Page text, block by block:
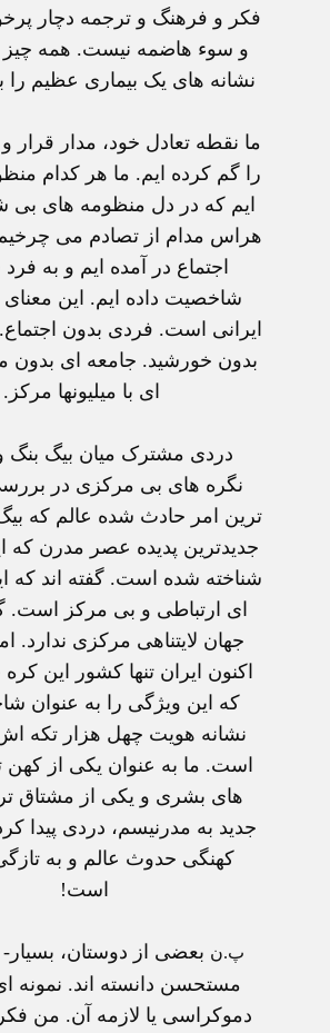
فکر و فرهنگ و ترجمه دچار
و سوء هاضمه نيست. همه چيز
نشانه های يک بيماری عظيم را
ما نقطه تعادل خود، مدار قرار
را گم کرده ايم. ما هر کدام
ايم که در دل منظومه های بی
هراس مدام از تصادم می
اجتماع در آمده ايم و به
شاخصيت داده ايم. اين معنای
ايرانی است. فردی بدون
بدون خورشيد. جامعه ای بدون
ای با ميليونها مرکز.
دردی مشترک ميان بيگ بنگ و
نگره های بی مرکزی در
ترين امر حادث شده عالم که
جديدترين پديده عصر مدرن که
شناخته شده است. گفته اند که
ای ارتباطی و بی مرکز است.
جهان لايتناهی مرکزی ندارد.
اکنون ايران تنها کشور اين
که اين ويژگی را به عنوان
نشانه هويت چهل هزار تکه اش
است. ما به عنوان يکی از کهن
های بشری و يکی از مشتاق
جديد به مدرنيسم، دردی پيدا
کهنگی حدوث عالم و به
است!
پ.ن بعضی از دوستان،
مستحسن دانسته اند. نمونه
دموکراسی يا لازمه آن. من